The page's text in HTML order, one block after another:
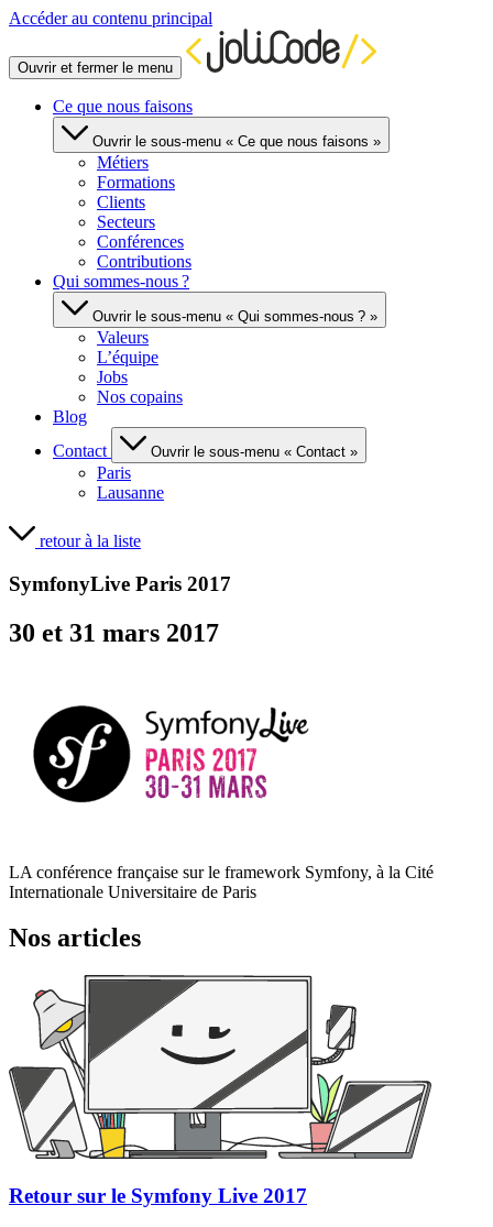
Accéder au contenu principal
Ouvrir et fermer le menu
Ce que nous faisons
Ouvrir le sous-menu « Ce que nous faisons »
Métiers
Formations
Clients
Secteurs
Conférences
Contributions
Qui sommes-nous ?
Ouvrir le sous-menu « Qui sommes-nous ? »
Valeurs
L’équipe
Jobs
Nos copains
Blog
Contact
Ouvrir le sous-menu « Contact »
Paris
Lausanne
retour à la liste
SymfonyLive Paris 2017
30 et 31 mars 2017
LA conférence française sur le framework Symfony, à la Cité
Internationale Universitaire de Paris
Nos articles
Retour sur le Symfony Live 2017